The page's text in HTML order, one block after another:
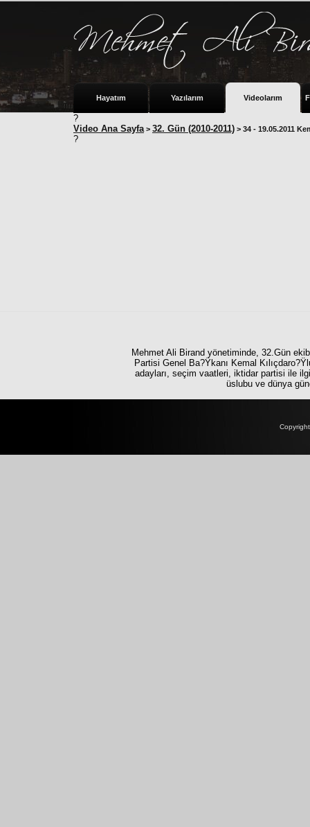
Hayatım Yazılarım Videolarım
?
Video Ana Sayfa > 32. Gün (2010-2011) > 34 - 19.05.2011
?
Mehmet Ali Birand yönetiminde, 32.Gün
Partisi Genel Ba?Ÿkanı Kemal
adayları, seçim vaatleri, iktidar partisi ile
üslubu ve dünya